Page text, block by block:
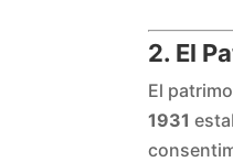
2. El
El
1931